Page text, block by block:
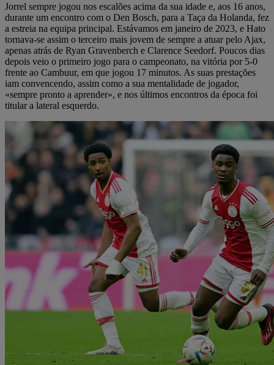
Jorrel sempre jogou nos escalões acima da sua idade e, aos 16 anos,
durante um encontro com o Den Bosch, para a Taça da Holanda, fez
a estreia na equipa principal. Estávamos em janeiro de 2023, e Hato
tornava-se assim o terceiro mais jovem de sempre a atuar pelo Ajax,
apenas atrás de Ryan Gravenberch e Clarence Seedorf. Poucos dias
depois veio o primeiro jogo para o campeonato, na vitória por 5-0
frente ao Cambuur, em que jogou 17 minutos. As suas prestações
iam convencendo, assim como a sua mentalidade de jogador,
«sempre pronto a aprender», e nos últimos encontros da época foi
titular a lateral esquerdo.